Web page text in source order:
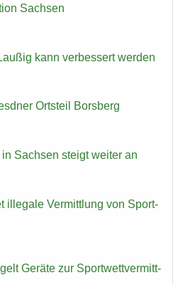
Sach­sen
kann ver­bes­sert wer­den
Orts­teil Borsberg
Sach­sen steigt wei­ter an
il­le­ga­le Ver­mitt­lung von Sport­
Ge­rä­te zur Sport­wett­ver­mitt­